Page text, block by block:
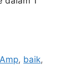
Amp, baik,